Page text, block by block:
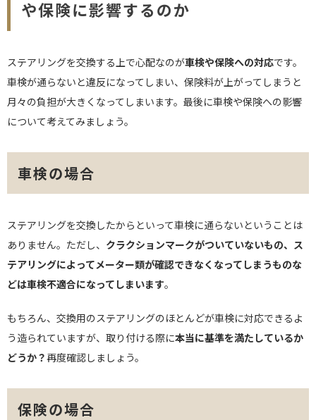
や保険に影響するのか
ステアリングを交換する上で心配なのが車検や保険への対応です。
車検が通らないと違反になってしまい、保険料が上がってしまうと
月々の負担が大きくなってしまいます。最後に車検や保険への影響
について考えてみましょう。
車検の場合
ステアリングを交換したからといって車検に通らないということは
ありません。ただし、 クラクションマークがついていないもの、ス
テアリングによってメーター類が確認できなくなってしまうものな
どは車検不適合になってしまいます。
もちろん、交換用のステアリングのほとんどが車検に対応できるよ
う造られていますが、取り付ける際に本当に基準を満たしているか
どうか？再度確認しましょう。
保険の場合